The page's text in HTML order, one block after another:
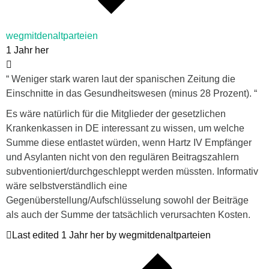
wegmitdenaltparteien
1 Jahr her
“ Weniger stark waren laut der spanischen Zeitung die
Einschnitte in das Gesundheitswesen (minus 28 Prozent). “
Es wäre natürlich für die Mitglieder der gesetzlichen
Krankenkassen in DE interessant zu wissen, um welche
Summe diese entlastet würden, wenn Hartz IV Empfänger
und Asylanten nicht von den regulären Beitragszahlern
subventioniert/durchgeschleppt werden müssten. Informativ
wäre selbstverständlich eine
Gegenüberstellung/Aufschlüsselung sowohl der Beiträge
als auch der Summe der tatsächlich verursachten Kosten.
Last edited 1 Jahr her by wegmitdenaltparteien